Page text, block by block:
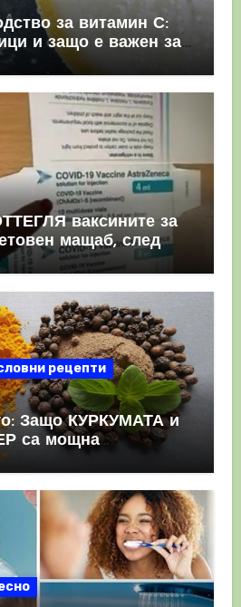
за витамин С:
и защо е важен за
ваксините за
мащаб, след
те причиняват
рецепти
Защо КУРКУМАТА и
са мощна